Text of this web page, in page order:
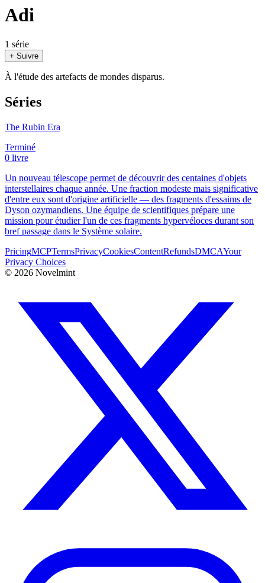
Adi
1 série
+ Suivre
À l'étude des artefacts de mondes disparus.
Séries
The Rubin Era
Terminé
0 livre
Un nouveau télescope permet de découvrir des centaines d'objets
interstellaires chaque année. Une fraction modeste mais significative
d'entre eux sont d'origine artificielle — des fragments d'essaims de
Dyson ozymandiens. Une équipe de scientifiques prépare une
mission pour étudier l'un de ces fragments hypervéloces durant son
bref passage dans le Système solaire.
PricingMCPTermsPrivacyCookiesContentRefundsDMCAYour
Privacy Choices
© 2026 Novelmint